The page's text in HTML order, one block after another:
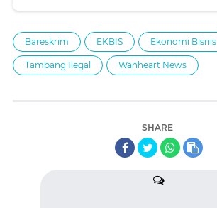
Bareskrim EKBIS Ekonomi Bisnis
Tambang Ilegal Wanheart News
SHARE